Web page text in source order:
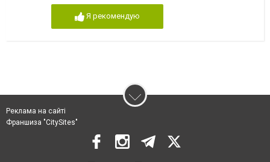
Я рекомендую
Реклама на сайті
Франшиза "CitySites"